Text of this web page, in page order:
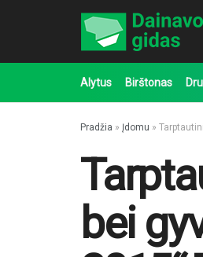
Alytus Birštonas
Pradžia » Įdomu »
bei